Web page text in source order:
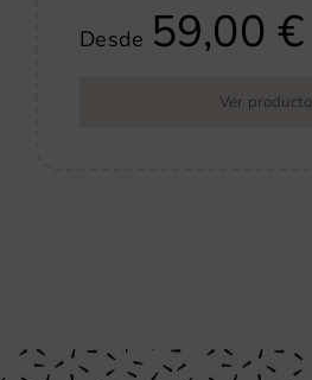
Desde 59,00€
Ver producto